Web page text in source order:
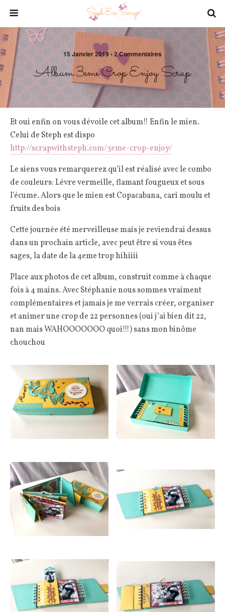
15 Janvier 2019 • 2 Commentaires
Album 3eme Crop Enjoy Scrap
Et oui enfin on vous dévoile cet album!! Enfin le mien.
Celui de Steph est dispo
http://scrapwithsteph.com/3eme-crop-enjoy/
Le siens vous remarquerez qu’il est réalisé avec le combo
de couleurs: Lévre vermeille, flamant fougueux et sous
l’écume. Alors que le mien est Copacabana, cari moulu et
fruits des bois
Cette journée été merveilleuse mais je reviendrai dessus
dans un prochain article, avec peut être si vous êtes
sages, la date de la 4eme trop hihiiii
Place aux photos de cet album, construit comme à chaque
fois à 4 mains. Avec Stéphanie nous sommes vraiment
complémentaires et jamais je me verrais créer, organiser
et animer une crop de 22 personnes (oui j’ai bien dit 22,
nan mais WAHOOOOOOO quoi!!!) sans mon binôme
chouchou